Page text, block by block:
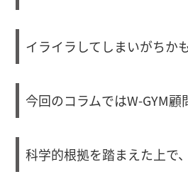
イライラしてしまいがちか
今回のコラムではW-GYM顧
科学的根拠を踏まえた上で、